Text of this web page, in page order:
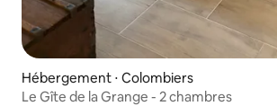
Hébergement ⋅ Colombiers
Le Gîte de la Grange - 2 chambres